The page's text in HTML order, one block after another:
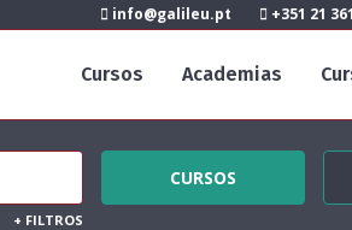
info@galileu.pt +351 21
Cursos Academias
CURSOS
+ FILTROS